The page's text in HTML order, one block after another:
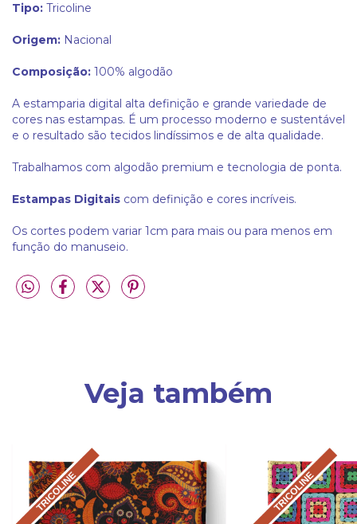
Tipo: Tricoline
Origem: Nacional
Composição: 100% algodão
A estamparia digital alta definição e grande variedade de
cores nas estampas. É um processo moderno e sustentável
e o resultado são tecidos lindíssimos e de alta qualidade.
Trabalhamos com algodão premium e tecnologia de ponta.
Estampas Digitais com definição e cores incríveis.
Os cortes podem variar 1cm para mais ou para menos em
função do manuseio.
Veja também